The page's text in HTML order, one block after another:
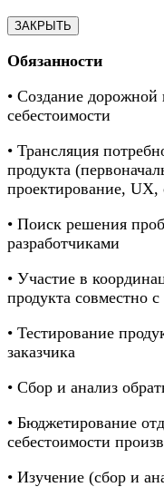
ЗАКРЫТЬ
Обязанности
• Создание
себестоимости
• Трансляция
продукта
проектирование, UX,
• Поиск решения
разработчиками
• Участие в
продукта совместно
• Тестирование
заказчика
• Сбор и анализ
• Бюджетирование
себестоимости
• Изучение (сбор и